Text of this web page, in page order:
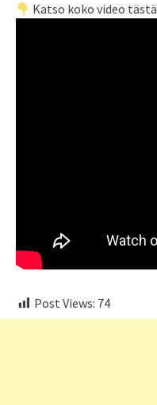
Katso koko video tästä
Post Views: 74